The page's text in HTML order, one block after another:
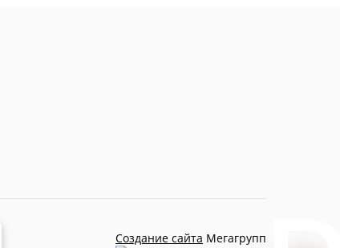
Создание сайта Мегагрупп